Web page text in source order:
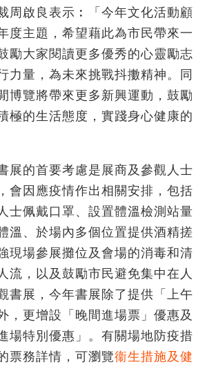
周啟良表示︰「今年文化活動顧
度主題，希望藉此為市民帶來一
勵大家閱讀更多優秀的心靈勵志
力量，為未來挑戰抖擻精神。同
博覽將帶來更多新興運動，鼓勵
極的生活態度，實踐身心健康的
展的首要考慮是展商及參觀人士
會因應疫情作出相關安排，包括
士佩戴口罩、設置體溫檢測站量
溫、於場內多個位置提供酒精搓
現場參展攤位及會場的消毒和清
流，以及鼓勵市民避免集中在人
書展，今年書展除了提供「上午
，更增設「晚間進場票」優惠及
場特別優惠」。有關場地防疫措
票務詳情，可瀏覽衞生措施及健